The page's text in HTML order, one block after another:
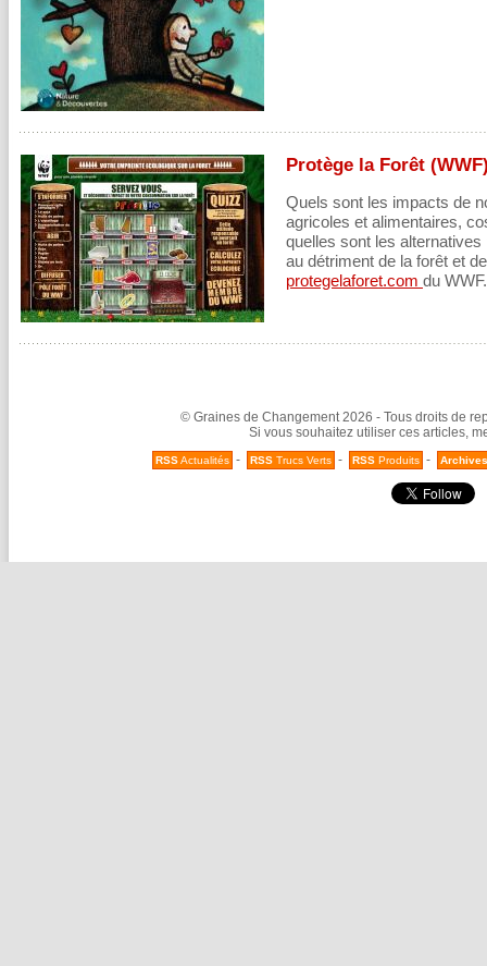
Protège la Forêt
Quels sont les impacts de
agricoles et alimentaires,
quelles sont les
au détriment de la forêt et
protegelaforet.com du WWF.
© Graines de Changement 2026 - Tous droits de
Si vous souhaitez utiliser ces articles,
RSSActualités - RSS Trucs Verts - RSS Produits - Archives